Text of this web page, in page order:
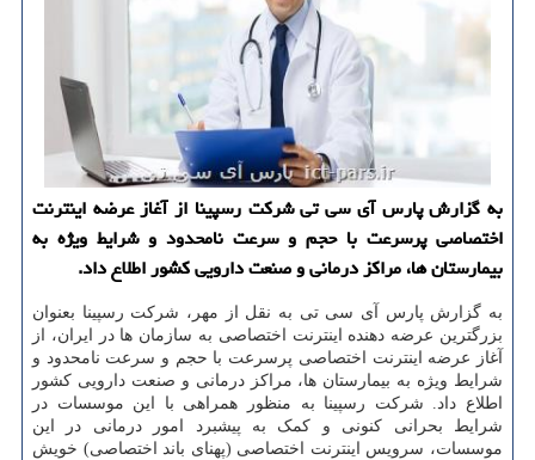
به گزارش پارس آی سی تی شركت رسپینا از آغاز عرضه اینترنت
اختصاصی پرسرعت با حجم و سرعت نامحدود و شرایط ویژه به
بیمارستان ها، مراكز درمانی و صنعت دارویی كشور اطلاع داد.
به گزارش پارس آی سی تی به نقل از مهر، شرکت رسپینا بعنوان
بزرگترین عرضه دهنده اینترنت اختصاصی به سازمان ها در ایران، از
آغاز عرضه اینترنت اختصاصی پرسرعت با حجم و سرعت نامحدود و
شرایط ویژه به بیمارستان ها، مراکز درمانی و صنعت دارویی کشور
اطلاع داد. شرکت رسپینا به منظور همراهی با این موسسات در
شرایط بحرانی کنونی و کمک به پیشبرد امور درمانی در این
موسسات، سرویس اینترنت اختصاصی (پهنای باند اختصاصی) خویش